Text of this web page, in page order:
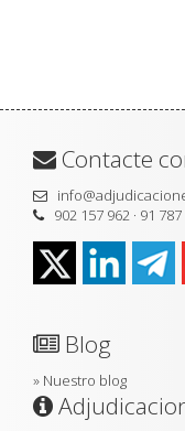
Contacte
902 157 962 · 91 787
Blog
» Nuestro blog